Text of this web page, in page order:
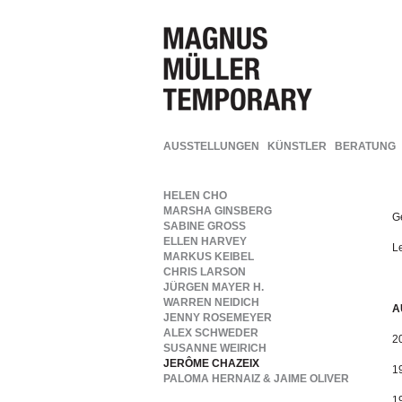
AUSSTELLUNGEN KÜNSTLER BERATUNG
HELEN CHO
MARSHA GINSBERG
SABINE GROSS
ELLEN HARVEY
MARKUS KEIBEL
CHRIS LARSON
JÜRGEN MAYER H.
WARREN NEIDICH
JENNY ROSEMEYER
ALEX SCHWEDER
SUSANNE WEIRICH
JERÔME CHAZEIX
PALOMA HERNAIZ & JAIME OLIVER